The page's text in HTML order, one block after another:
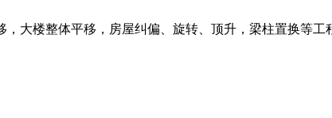
大楼整体平移，房屋纠偏、旋转、顶升，梁柱置换等工